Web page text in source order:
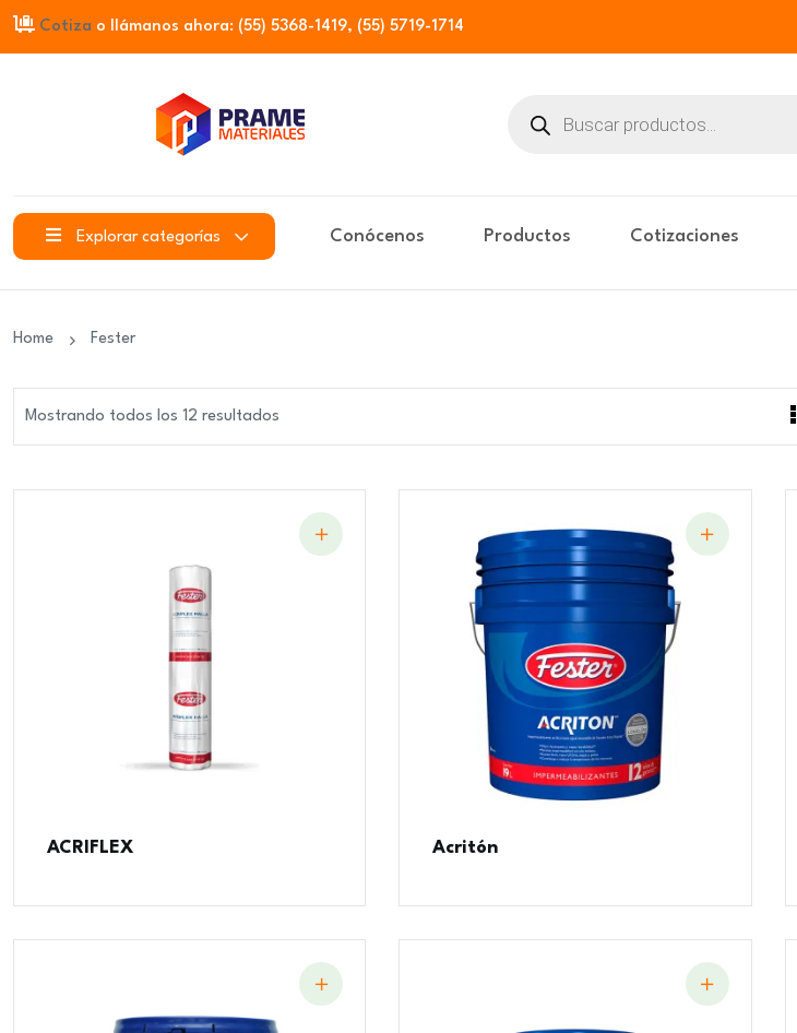
Cotiza o llámanos ahora: (55) 5368-1419, (55) 5719-1714
productos
Explorar categorías Conócenos Productos Cotizaciones
Home Fester
Mostrando todos los 12 resultados
ACRIFLEX Acritón